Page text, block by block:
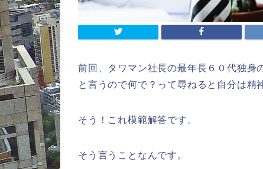
前回、タワマン社長の最年長６０代独身
と言うので何で？って尋ねると自分は精
そう！これ模範解答です。
そう言うことなんです。